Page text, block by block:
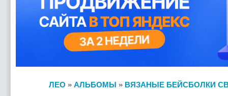
ЛЕО » АЛЬБОМЫ » ВЯЗАНЫЕ БЕЙСБОЛКИ